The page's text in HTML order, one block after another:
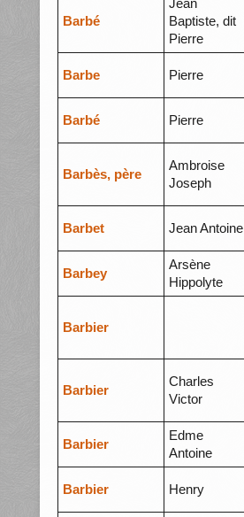
Barbé
Jean
Baptiste, dit
Pierre
Barbe Pierre
Barbé Pierre
Barbès, père
Ambroise
Joseph
Barbet Jean Antoine
Barbey
Arsène
Hippolyte
Barbier
Barbier
Charles
Victor
Barbier
Edme
Antoine
Barbier Henry